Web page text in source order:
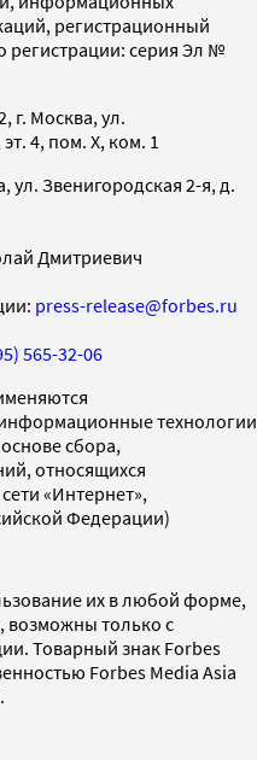
регистрационный
регистрации: серия Эл №
г. Москва, ул.
4, пом. X, ком. 1
ул. Звенигородская 2-я, д.
Дмитриевич
press-release@forbes.ru
565-32-06
технологии
сбора,
относящихся
«Интернет»,
Федерации)
их в любой форме,
возможны только с
Товарный знак Forbes
Forbes Media Asia